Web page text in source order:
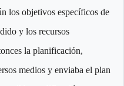
los objetivos específicos de
y los recursos
la planificación,
medios y enviaba el plan